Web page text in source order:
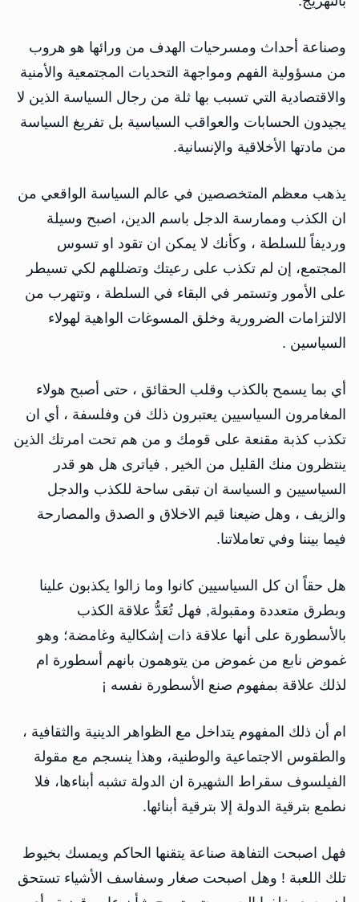
وصناعة أحداث ومسرحيات الهدف من ورائها هو هروب
من مسؤولية الفهم ومواجهة التحديات المجتمعية والأمنية
والاقتصادية التي تسبب بها ثلة من رجال السياسة الذين لا
يجيدون الحسابات والعواقب السياسية بل تفريغ السياسة
من مادتها الأخلاقية والإنسانية.
يذهب معظم المتخصصين في عالم السياسة الواقعي من
ان الكذب وممارسة الدجل باسم الدين، اصبح وسيلة
ورديفاً للسلطة ، وكأنك لا يمكن ان تقود او تسوس
المجتمع، إن لم تكذب على رعيتك وتضللهم لكي تسيطر
على الأمور وتستمر في البقاء في السلطة ، وتتهرب من
الالتزامات الضرورية وخلق المسوغات الواهية لهولاء
السياسين .
أي بما يسمح بالكذب وقلب الحقائق ، حتى أصبح هولاء
المغامرون السياسيين يعتبرون ذلك فن وفلسفة ، أي ان
تكذب كذبة مقنعة على قومك و من هم تحت امرتك الذين
ينتظرون منك القليل من الخير , فياترى هل هو قدر
السياسيين و السياسة ان تبقى ساحة للكذب والدجل
والزيف ، وهل ضيعنا قيم الاخلاق و الصدق والمصارحة
فيما بيننا وفي تعاملاتنا.
هل حقاً ان كل السياسيين كانوا وما زالوا يكذبون علينا
وبطرق متعددة ومقبولة, فهل تُعَدُّ علاقة الكذب
بالأسطورة على أنها علاقة ذات إشكالية وغامضة؛ وهو
غموض نابع من غموض من يتوهمون بانهم أسطورة ام
لذلك علاقة بمفهوم صنع الأسطورة نفسه ¡
ام أن ذلك المفهوم يتداخل مع الظواهر الدينية والثقافية ،
والطقوس الاجتماعية والوطنية، وهذا ينسجم مع مقولة
الفيلسوف سقراط الشهيرة ان الدولة تشبه أبناءها، فلا
نطمع بترقية الدولة إلا بترقية أبنائها.
فهل اصبحت التفاهة صناعة يتقنها الحاكم ويمسك بخيوط
تلك اللعبة ! وهل اصبحت صغار وسفاسف الأشياء تستحق